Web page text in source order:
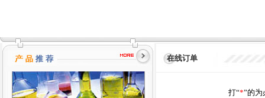
在线订单
打“*”的